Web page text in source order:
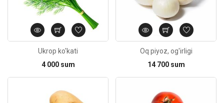
Ukrop ko'kati
4 000 sum
Oq piyoz, og'irligi
14 700 sum